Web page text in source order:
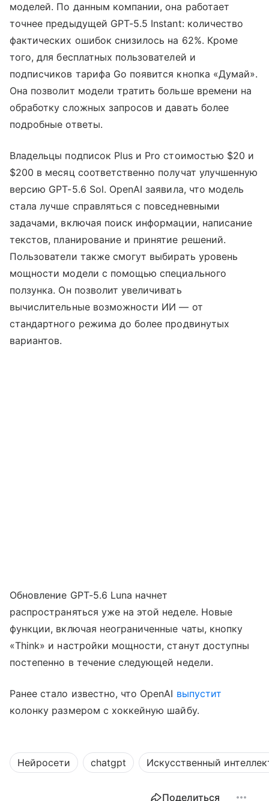
моделей. По данным компании, она работает
точнее предыдущей GPT-5.5 Instant: количество
фактических ошибок снизилось на 62%. Кроме
того, для бесплатных пользователей и
подписчиков тарифа Go появится кнопка «Думай».
Она позволит модели тратить больше времени на
обработку сложных запросов и давать более
подробные ответы.
Владельцы подписок Plus и Pro стоимостью $20 и
$200 в месяц соответственно получат улучшенную
версию GPT-5.6 Sol. OpenAI заявила, что модель
стала лучше справляться с повседневными
задачами, включая поиск информации, написание
текстов, планирование и принятие решений.
Пользователи также смогут выбирать уровень
мощности модели с помощью специального
ползунка. Он позволит увеличивать
вычислительные возможности ИИ — от
стандартного режима до более продвинутых
вариантов.
Обновление GPT-5.6 Luna начнет
распространяться уже на этой неделе. Новые
функции, включая неограниченные чаты, кнопку
«Think» и настройки мощности, станут доступны
постепенно в течение следующей недели.
Ранее стало известно, что OpenAI выпустит
колонку размером с хоккейную шайбу.
Нейросети chatgpt Искусственный
Поделиться